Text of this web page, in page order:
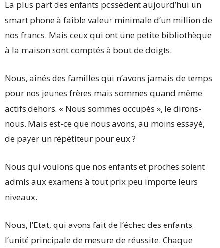
La plus part des enfants possèdent aujourd’hui un
smart phone à faible valeur minimale d’un million de
nos francs. Mais ceux qui ont une petite bibliothèque
à la maison sont comptés à bout de doigts.
Nous, aînés des familles qui n’avons jamais de temps
pour nos jeunes frères mais sommes quand même
actifs dehors. « Nous sommes occupés », le dirons-
nous. Mais est-ce que nous avons, au moins essayé,
de payer un répétiteur pour eux ?
Nous qui voulons que nos enfants et proches soient
admis aux examens à tout prix peu importe leurs
niveaux.
Nous, l’Etat, qui avons fait de l’échec des enfants,
l’unité principale de mesure de réussite. Chaque